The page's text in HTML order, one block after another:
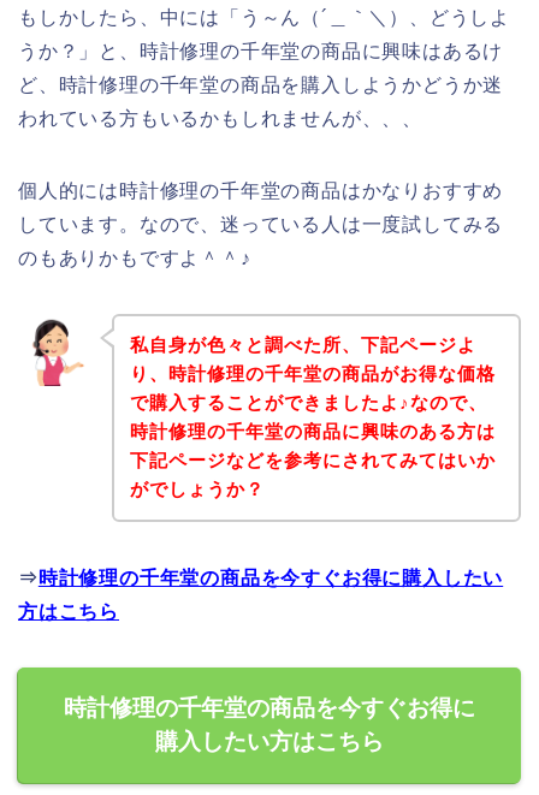
もしかしたら、中には「う～ん（´＿｀＼）、どうしよ
うか？」と、時計修理の千年堂の商品に興味はあるけ
ど、時計修理の千年堂の商品を購入しようかどうか迷
われている方もいるかもしれませんが、、、
個人的には時計修理の千年堂の商品はかなりおすすめ
しています。なので、迷っている人は一度試してみる
のもありかもですよ＾＾♪
私自身が色々と調べた所、下記ページよ
り、時計修理の千年堂の商品がお得な価格
で購入することができましたよ♪なので、
時計修理の千年堂の商品に興味のある方は
下記ページなどを参考にされてみてはいか
がでしょうか？
⇒ 時計修理の千年堂の商品を今すぐお得に購入したい
方はこちら
時計修理の千年堂の商品を今すぐお得に
購入したい方はこちら